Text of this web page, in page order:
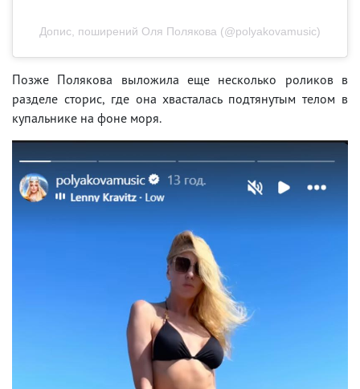
Допис, поширений Оля Полякова (@polyakovamusic)
Позже Полякова выложила еще несколько роликов в
разделе сторис, где она хвасталась подтянутым телом в
купальнике на фоне моря.